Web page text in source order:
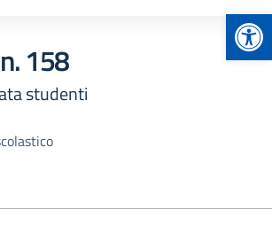
158
studenti